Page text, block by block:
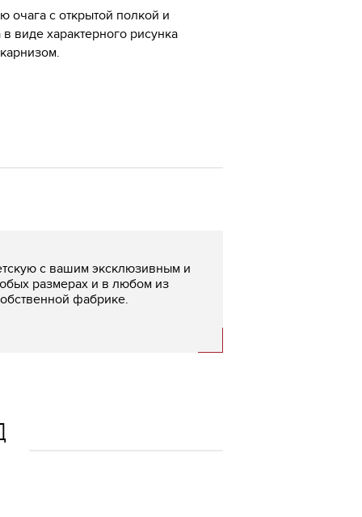
с открытой полкой и
виде характерного рисунка
с вашим эксклюзивным и
размерах и в любом из
фабрике.